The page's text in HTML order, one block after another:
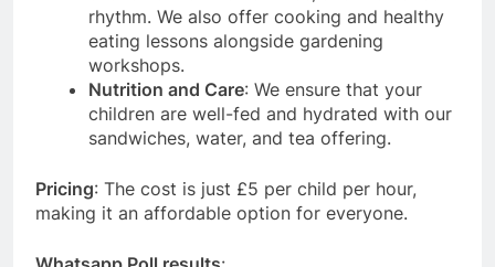
rhythm. We also offer cooking and healthy
eating lessons alongside gardening
workshops.
Nutrition and Care: We ensure that your
children are well-fed and hydrated with our
sandwiches, water, and tea offering.
Pricing: The cost is just £5 per child per hour,
making it an affordable option for everyone.